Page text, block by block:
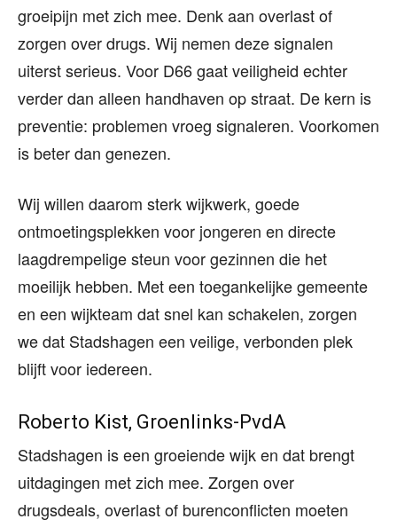
groeipijn met zich mee. Denk aan overlast of
zorgen over drugs. Wij nemen deze signalen
uiterst serieus. Voor D66 gaat veiligheid echter
verder dan alleen handhaven op straat. De kern is
preventie: problemen vroeg signaleren. Voorkomen
is beter dan genezen.
Wij willen daarom sterk wijkwerk, goede
ontmoetingsplekken voor jongeren en directe
laagdrempelige steun voor gezinnen die het
moeilijk hebben. Met een toegankelijke gemeente
en een wijkteam dat snel kan schakelen, zorgen
we dat Stadshagen een veilige, verbonden plek
blijft voor iedereen.
Roberto Kist, Groenlinks-PvdA
Stadshagen is een groeiende wijk en dat brengt
uitdagingen met zich mee. Zorgen over
drugsdeals, overlast of burenconflicten moeten